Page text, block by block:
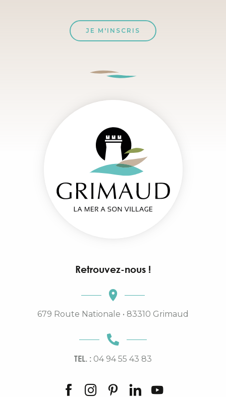
JE M'INSCRIS
Retrouvez-nous !
679 Route Nationale • 83310 Grimaud
TEL. : 04 94 55 43 83